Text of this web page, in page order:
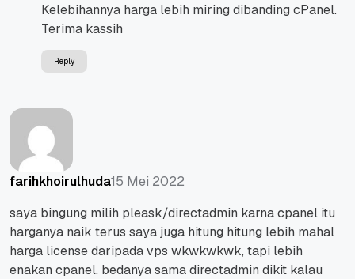
Kelebihannya harga lebih miring dibanding cPanel.
Terima kassih
Reply
farihkhoirulhuda15 Mei 2022
saya bingung milih pleask/directadmin karna cpanel itu
harganya naik terus saya juga hitung hitung lebih mahal
harga license daripada vps wkwkwkwk, tapi lebih
enakan cpanel. bedanya sama directadmin dikit kalau